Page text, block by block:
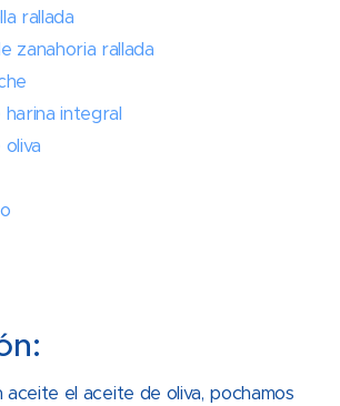
rallada
zanahoria rallada
integral
aceite el aceite de oliva, pochamos